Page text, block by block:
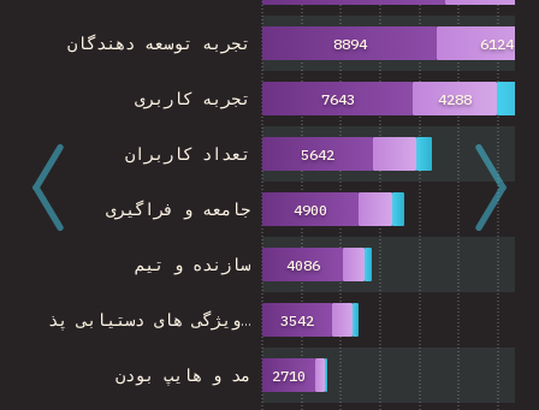
مد و هایپ بودن
ویژگی های دستیابی پذ…
سازنده و تیم
جامعه و فراگیری
تعداد کاربران
تجربه کاربری
تجربه توسعه دهندگان
2710
3542
4086
4900
5642
7643
8894
4288
6124